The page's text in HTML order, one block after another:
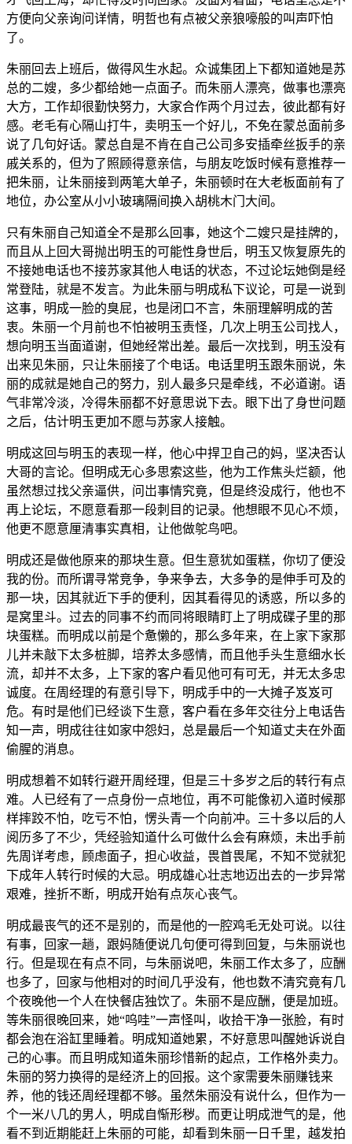
方便向父亲询问详情，明哲也有点被父亲狼嚎般的叫声吓怕
了。
朱丽回去上班后，做得风生水起。众诚集团上下都知道她是苏
总的二嫂，多少都给她一点面子。而朱丽人漂亮，做事也漂亮
大方，工作却很勤快努力，大家合作两个月过去，彼此都有好
感。老毛有心隔山打牛，卖明玉一个好儿，不免在蒙总面前多
说了几句好话。蒙总自是不肯在自己公司多安插牵丝扳手的亲
戚关系的，但为了照顾得意亲信，与朋友吃饭时候有意推荐一
把朱丽，让朱丽接到两笔大单子，朱丽顿时在大老板面前有了
地位，办公室从小小玻璃隔间换入胡桃木门大间。
只有朱丽自己知道全不是那么回事，她这个二嫂只是挂牌的，
而且从上回大哥抛出明玉的可能性身世后，明玉又恢复原先的
不接她电话也不接苏家其他人电话的状态，不过论坛她倒是经
常登陆，就是不发言。为此朱丽与明成私下议论，可是一说到
这事，明成一脸的臭屁，也是闭口不言，朱丽理解明成的苦
衷。朱丽一个月前也不怕被明玉责怪，几次上明玉公司找人，
想向明玉当面道谢，但她经常出差。最后一次找到，明玉没有
出来见朱丽，只让朱丽接了个电话。电话里明玉跟朱丽说，朱
丽的成就是她自己的努力，别人最多只是牵线，不必道谢。语
气非常冷淡，冷得朱丽都不好意思说下去。眼下出了身世问题
之后，估计明玉更加不愿与苏家人接触。
明成这回与明玉的表现一样，他心中捍卫自己的妈，坚决否认
大哥的言论。但明成无心多思索这些，他为工作焦头烂额，他
虽然想过找父亲逼供，问岀事情究竟，但是终没成行，他也不
再上论坛，不愿意看那一段刺目的记录。他想眼不见心不烦，
他更不愿意厘清事实真相，让他做鸵鸟吧。
明成还是做他原来的那块生意。但生意犹如蛋糕，你切了便没
我的份。而所谓寻常竞争，争来争去，大多争的是伸手可及的
那一块，因其就近下手的便利，因其看得见的诱惑，所以多的
是窝里斗。过去的同事不约而同将眼睛盯上了明成碟子里的那
块蛋糕。而明成以前是个惫懒的，那么多年来，在上家下家那
儿并未敲下太多桩脚，培养太多感情，而且他手头生意细水长
流，却并不太多，上下家的客户看见他可有可无，并无太多忠
诚度。在周经理的有意引导下，明成手中的一大摊子岌岌可
危。有时是他们已经谈下生意，客户看在多年交往分上电话告
知一声，明成往往如家中怨妇，总是最后一个知道丈夫在外面
偷腥的消息。
明成想着不如转行避开周经理，但是三十多岁之后的转行有点
难。人已经有了一点身份一点地位，再不可能像初入道时候那
样摔跤不怕，吃亏不怕，愣头青一个向前冲。三十多以后的人
阅历多了不少，凭经验知道什么可做什么会有麻烦，未出手前
先周详考虑，顾虑面子，担心收益，畏首畏尾，不知不觉就犯
下成年人转行时候的大忌。明成雄心壮志地迈出去的一步异常
艰难，挫折不断，明成开始有点灰心丧气。
明成最丧气的还不是别的，而是他的一腔鸡毛无处可说。以往
有事，回家一趟，跟妈随便说几句便可得到回复，与朱丽说也
行。但是现在有点不同，与朱丽说吧，朱丽工作太多了，应酬
也多了，回家与他相对的时间几乎没有，他也数不清究竟有几
个夜晚他一个人在快餐店独饮了。朱丽不是应酬，便是加班。
等朱丽很晚回来，她“呜哇”一声怪叫，收拾干净一张脸，有时
都会泡在浴缸里睡着。明成知道她累，不好意思叫醒她诉说自
己的心事。而且明成知道朱丽珍惜新的起点，工作格外卖力。
朱丽的努力换得的是经济上的回报。这个家需要朱丽赚钱来
养，他的钱还周经理都不够。虽然朱丽没有说什么，但作为一
个一米八几的男人，明成自惭形秽。而更让明成泄气的是，他
看不到近期能赶上朱丽的可能，却看到朱丽一日千里，越发拍